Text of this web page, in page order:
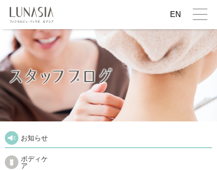
EN
お知らせ
ボディケ
ア